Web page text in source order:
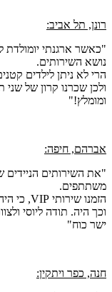
רונן, תל אביב:
"כאשר ארגנתי יומולדת
נושא השירותים.
הרי לא ניתן לילדים
ולכן שכרנו קרון של
ומומלץ!"
אברהם, חיפה:
"את השירותים הניידים
משתתפים.
הזמנו שירותי VIP, כי היה לנו חשוב שנקבל שירות מעולה.
וכך היה. תודה ליוסי
ישר כוח"
חנה, כפר ויתקין: